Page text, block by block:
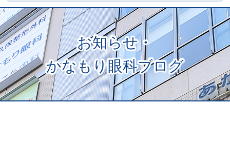
お知らせ・
かなもり眼科ブログ